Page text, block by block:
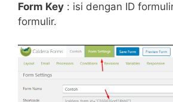
Form Key : isi dengan ID
formulir.